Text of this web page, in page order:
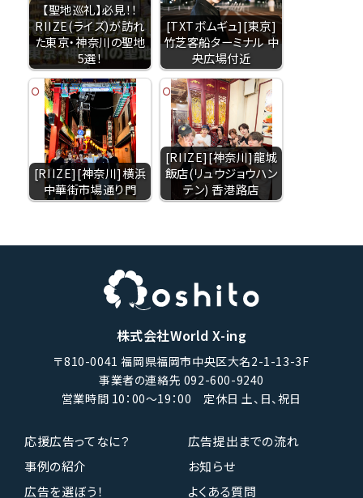
【聖地巡礼】必見！！
RIIZE(ライズ)が訪れ
た東京・神奈川の聖地
5選！
[TXTボムギュ][東京]
竹芝客船ターミナル 中
央広場付近
[RIIZE][神奈川]横浜
中華街市場通り門
[RIIZE][神奈川]龍城
飯店(リュウジョウハン
テン) 香港路店
株式会社World X-ing
〒810-0041 福岡県福岡市中央区大名2-1-13-3F
事業者の連絡先 092-600-9240
営業時間 10：00〜19：00 定休日 土、日、祝日
応援広告ってなに？
広告提出までの流れ
事例の紹介
お知らせ
広告を選ぼう！
よくある質問